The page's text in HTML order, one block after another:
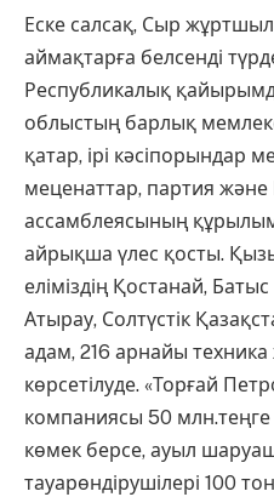
Еске салсақ, Сыр
аймақтарға белсенді
Республикалық
облыстың барлық
қатар, ірі кәсіпорындар
меценаттар, партия және
ассамблеясының
айрықша үлес қосты.
еліміздің Қостанай,
Атырау, Солтүстік
адам, 216 арнайы техника
көрсетілуде. «Торғай
компаниясы 50
көмек берсе, ауыл
тауарөндірушілері 100